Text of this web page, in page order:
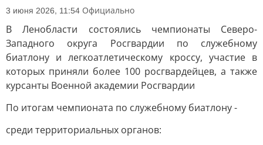
3 июня 2026, 11:54 Официально
В Ленобласти состоялись чемпионаты Северо-
Западного округа Росгвардии по служебному
биатлону и легкоатлетическому кроссу, участие в
которых приняли более 100 росгвардейцев, а также
курсанты Военной академии Росгвардии
По итогам чемпионата по служебному биатлону -
среди территориальных органов: